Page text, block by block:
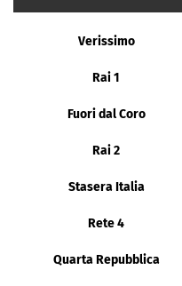
Verissimo
Rai 1
Fuori dal Coro
Rai 2
Stasera Italia
Rete 4
Quarta Repubblica